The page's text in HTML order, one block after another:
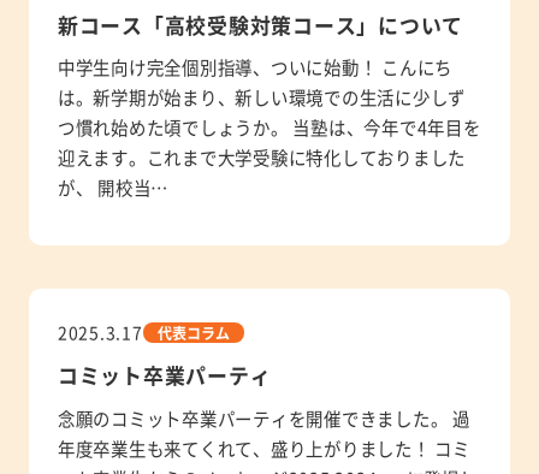
新コース「高校受験対策コース」について
中学生向け完全個別指導、ついに始動！ こんにち
は。新学期が始まり、新しい環境での生活に少しず
つ慣れ始めた頃でしょうか。 当塾は、今年で4年目を
迎えます。これまで大学受験に特化しておりました
が、 開校当…
2025.3.17 代表コラム
コミット卒業パーティ
念願のコミット卒業パーティを開催できました。 過
年度卒業生も来てくれて、盛り上がりました！ コミ